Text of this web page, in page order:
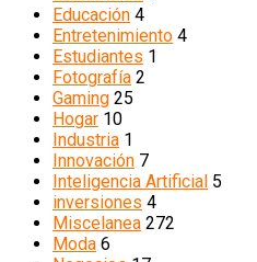
Educación 4
Entretenimiento 4
Estudiantes 1
Fotografía 2
Gaming 25
Hogar 10
Industria 1
Innovación 7
Inteligencia Artificial 5
inversiones 4
Miscelanea 272
Moda 6